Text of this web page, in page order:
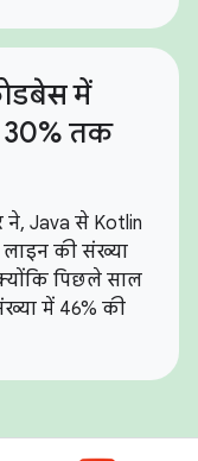
में
30% तक
Java से Kotlin
की संख्या
पिछले साल
में 46% की